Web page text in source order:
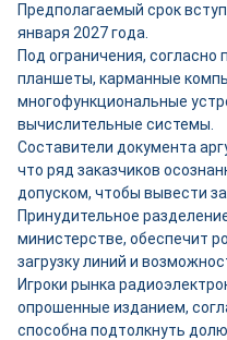
Предполагаемый срок
января 2027 года.
Под ограничения, согласно
планшеты, карманные
многофункциональные
вычислительные системы.
Составители документа
что ряд заказчиков
допуском, чтобы вывести
Принудительное
министерстве, обеспечит
загрузку линий и
Игроки рынка
опрошенные изданием,
способна подтолкнуть